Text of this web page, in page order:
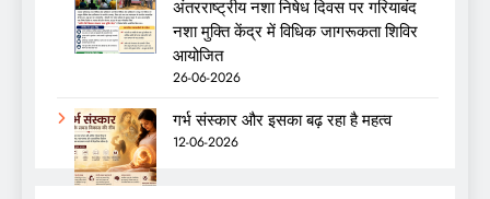
अंतरराष्ट्रीय नशा निषेध दिवस पर गरियाबंद
नशा मुक्ति केंद्र में विधिक जागरूकता शिविर
आयोजित
26-06-2026
गर्भ संस्कार और इसका बढ़ रहा है महत्व
12-06-2026